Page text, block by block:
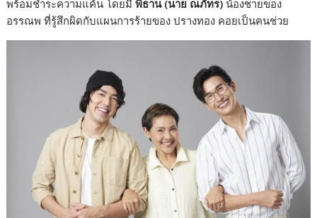
พร้อมชำระความแค้น โดยมีพิธาน (นาย ณภัทร) น้องชายของ
อรรณพ ที่รู้สึกผิดกับแผนการร้ายของ ปรางทอง คอยเป็นคนช่วย